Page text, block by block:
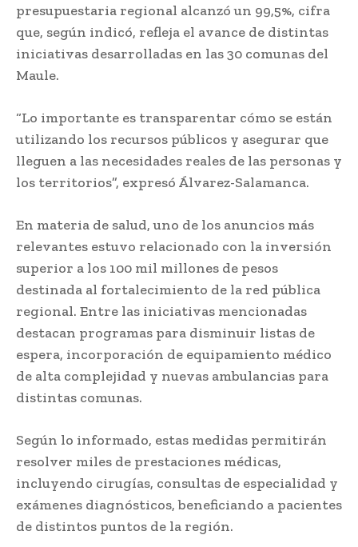
presupuestaria regional alcanzó un 99,5%, cifra
que, según indicó, refleja el avance de distintas
iniciativas desarrolladas en las 30 comunas del
Maule.
“Lo importante es transparentar cómo se están
utilizando los recursos públicos y asegurar que
lleguen a las necesidades reales de las personas y
los territorios”, expresó Álvarez-Salamanca.
En materia de salud, uno de los anuncios más
relevantes estuvo relacionado con la inversión
superior a los 100 mil millones de pesos
destinada al fortalecimiento de la red pública
regional. Entre las iniciativas mencionadas
destacan programas para disminuir listas de
espera, incorporación de equipamiento médico
de alta complejidad y nuevas ambulancias para
distintas comunas.
Según lo informado, estas medidas permitirán
resolver miles de prestaciones médicas,
incluyendo cirugías, consultas de especialidad y
exámenes diagnósticos, beneficiando a pacientes
de distintos puntos de la región.